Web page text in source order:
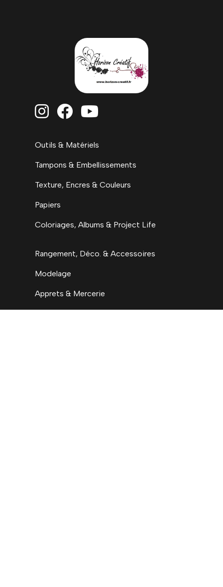
  
Outils & Matériels
Tampons & Embellissements
Texture, Encres & Couleurs
Papiers
Coloriages, Albums & Project Life
Rangement, Déco. & Accessoires
Modelage
Apprets & Mercerie